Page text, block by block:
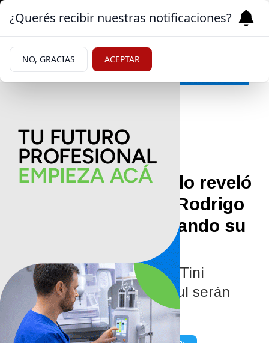
Farándula
CELEBRIDADES | 11/08/2025
Un detalle inesperado reveló
que Tini Stoessel y Rodrigo
de Paul están esperando su
El dato que confirma que Tini
Stoessel y Rodrigo de Paul serán
padres: “Ya tienen…”
¿Querés recibir nuestras notificaciones?
NO, GRACIAS ACEPTAR